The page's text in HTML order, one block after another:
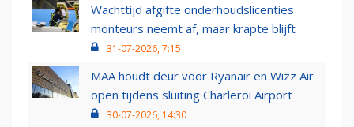
Wachttijd afgifte onderhoudslicenties
monteurs neemt af, maar krapte blijft
31-07-2026, 7:15
MAA houdt deur voor Ryanair en Wizz Air
open tijdens sluiting Charleroi Airport
30-07-2026, 14:30